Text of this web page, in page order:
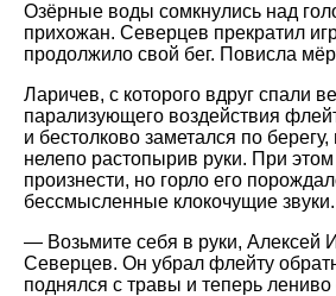
Озёрные воды сомкнулись над
прихожан. Северцев прекратил
продолжило свой бег. Повисла
Ларичев, с которого вдруг спали
парализующего воздействия
и бестолково заметался по берегу,
нелепо растопырив руки. При этом
произнести, но горло его
бессмысленные клокочущие звуки.
— Возьмите себя в руки, Алексей
Северцев. Он убрал флейту
поднялся с травы и теперь